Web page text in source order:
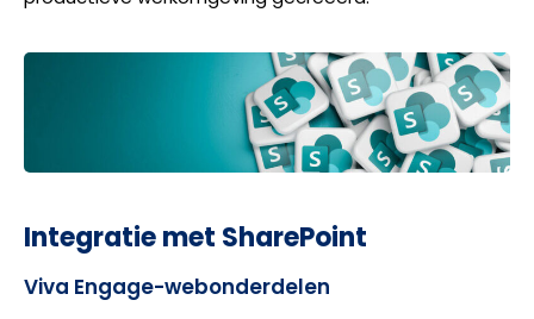
Integratie met SharePoint
Viva Engage-webonderdelen